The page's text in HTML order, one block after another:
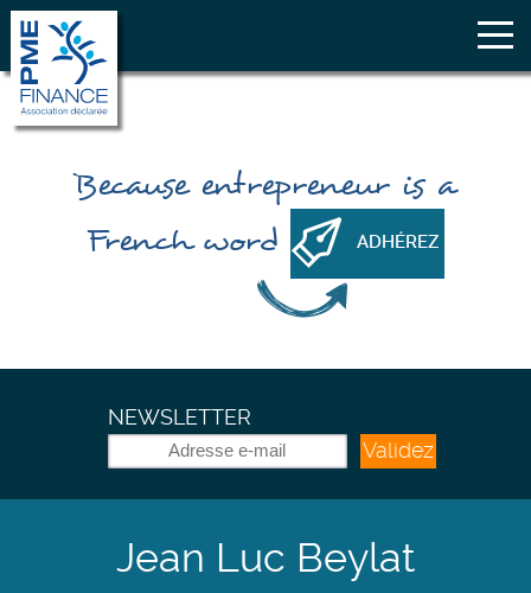
Because entrepreneur is a
French word
ADHÉREZ
NEWSLETTER
Validez
Jean Luc Beylat